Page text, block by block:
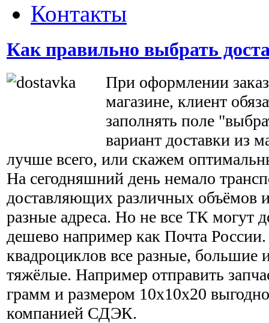
Контакты
Как правильно выбрать
При оформлении
магазине, клиент
заполнять поле
вариант доставки из
лучше всего, или скажем
На сегодняшний день немало
доставляющих различных объёмов
разные адреса. Но не все ТК могут
дешево например как Почта России.
квадроциклов все разные, большие
тяжёлые. Например отправить
грамм и размером 10x10x20
компанией СДЭК.